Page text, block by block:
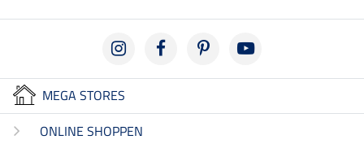
MEGA STORES
ONLINE SHOPPEN